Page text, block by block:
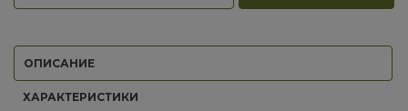
ОПИСАНИЕ
ХАРАКТЕРИСТИКИ